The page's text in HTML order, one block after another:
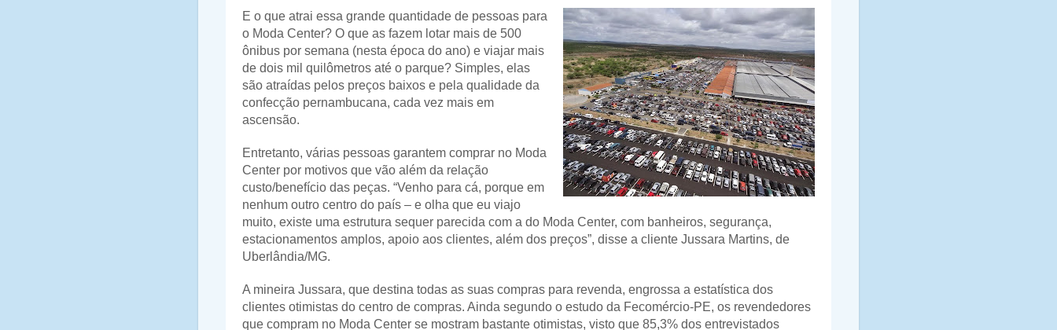
E o que atrai essa grande quantidade de pessoas para
o Moda Center? O que as fazem lotar mais de 500
ônibus por semana (nesta época do ano) e viajar mais
de dois mil quilômetros até o parque? Simples, elas
são atraídas pelos preços baixos e pela qualidade da
confecção pernambucana, cada vez mais em
ascensão.
Entretanto, várias pessoas garantem comprar no Moda
Center por motivos que vão além da relação
custo/benefício das peças. “Venho para cá, porque em
nenhum outro centro do país – e olha que eu viajo
muito, existe uma estrutura sequer parecida com a do Moda Center, com banheiros, segurança,
estacionamentos amplos, apoio aos clientes, além dos preços”, disse a cliente Jussara Martins, de
Uberlândia/MG.
A mineira Jussara, que destina todas as suas compras para revenda, engrossa a estatística dos
clientes otimistas do centro de compras. Ainda segundo o estudo da Fecomércio-PE, os revendedores
que compram no Moda Center se mostram bastante otimistas, visto que 85,3% dos entrevistados